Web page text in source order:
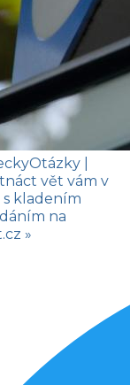
Otázky
vět vám v
kladením
na
»